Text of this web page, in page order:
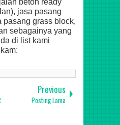
jasa pasang
pasang grass block,
sebagainya yang
di list kami
:
Previous
Posting Lama